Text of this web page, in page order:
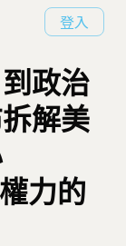
登入
政治
解美
力的